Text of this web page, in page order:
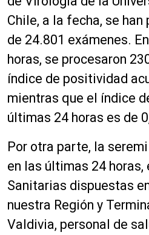
Chile, a la fecha, se
de 24.801 exámenes.
horas, se procesaron
índice de positividad
mientras que el índice
últimas 24 horas es de
Por otra parte, la
en las últimas 24 horas,
Sanitarias dispuestas
nuestra Región y
Valdivia, personal de